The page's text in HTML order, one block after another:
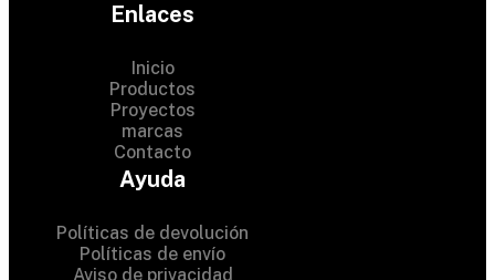
Enlaces
Inicio
Productos
Proyectos
marcas
Contacto
Ayuda
Políticas de devolución
Políticas de envío
Aviso de privacidad